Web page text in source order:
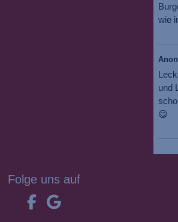
wie
und
😋
Folge uns auf